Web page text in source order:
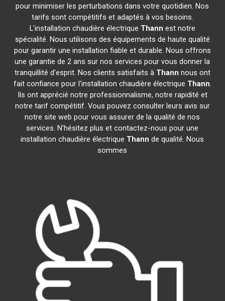
pour minimiser les perturbations dans votre quotidien. Nos
tarifs sont compétitifs et adaptés à vos besoins.
L'installation chaudière électrique Thann est notre
spécialité. Nous utilisons des équipements de haute qualité
pour garantir une installation fiable et durable. Nous offrons
une garantie de 2 ans sur nos services pour vous donner la
tranquillité d'esprit. Nos clients satisfaits à Thann nous ont
fait confiance pour l'installation chaudière électrique Thann.
Ils ont apprécié notre professionnalisme, notre rapidité et
notre tarif compétitif. Vous pouvez consulter leurs avis sur
notre site web pour vous assurer de la qualité de nos
services. N'hésitez plus et contactez-nous pour une
installation chaudière électrique Thann de qualité. Nous
sommes